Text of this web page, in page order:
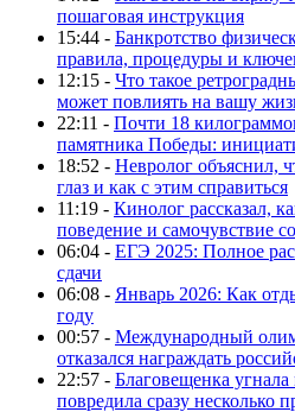
пошаговая инструкция
15:44 - Банкротство
правила, процедуры и
12:15 - Что такое
может повлиять на вашу
22:11 - Почти 18
памятника Победы:
18:52 - Невролог объяснил,
глаз и как с этим справиться
11:19 - Кинолог рассказал,
поведение и самочувствие
06:04 - ЕГЭ 2025: Полное
сдачи
06:08 - Январь 2026: Как
году
00:57 - Международный
отказался награждать
22:57 - Благовещенка
повредила сразу несколько